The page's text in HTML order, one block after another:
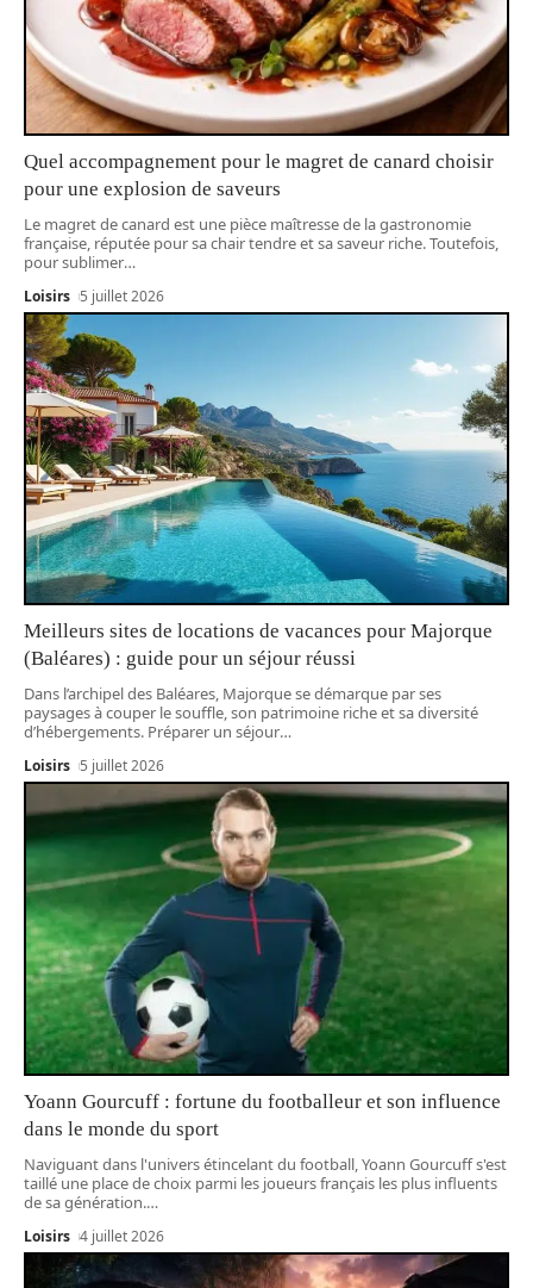
Quel accompagnement pour le magret de canard choisir
pour une explosion de saveurs
Le magret de canard est une pièce maîtresse de la gastronomie
française, réputée pour sa chair tendre et sa saveur riche. Toutefois,
pour sublimer…
Loisirs 5 juillet 2026
Meilleurs sites de locations de vacances pour Majorque
(Baléares) : guide pour un séjour réussi
Dans l’archipel des Baléares, Majorque se démarque par ses
paysages à couper le souffle, son patrimoine riche et sa diversité
d’hébergements. Préparer un séjour…
Loisirs 5 juillet 2026
Yoann Gourcuff : fortune du footballeur et son influence
dans le monde du sport
Naviguant dans l'univers étincelant du football, Yoann Gourcuff s'est
taillé une place de choix parmi les joueurs français les plus influents
de sa génération.…
Loisirs 4 juillet 2026